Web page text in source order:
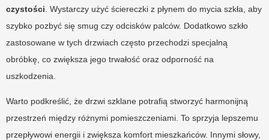
czystości . Wystarczy użyć ściereczki z płynem do mycia szkła, aby
szybko pozbyć się smug czy odcisków palców. Dodatkowo szkło
zastosowane w tych drzwiach często przechodzi specjalną
obróbkę, co zwiększa jego trwałość oraz odporność na
uszkodzenia.
Warto podkreślić, że drzwi szklane potrafią stworzyć harmonijną
przestrzeń między różnymi pomieszczeniami. To sprzyja lepszemu
przepływowi energii i zwiększa komfort mieszkańców. Innymi słowy,